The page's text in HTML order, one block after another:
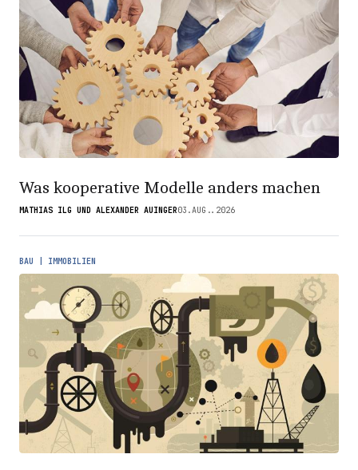
Was kooperative Modelle anders machen
MATHIAS ILG UND ALEXANDER AUINGER03.AUG..2026
BAU | IMMOBILIEN